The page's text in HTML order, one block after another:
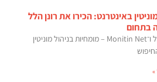
באינטרנט: הכירו את רונן הלל
בתחום
רונן הלל ו־Monitin Net – מומחיות בניהול מוניטין
»